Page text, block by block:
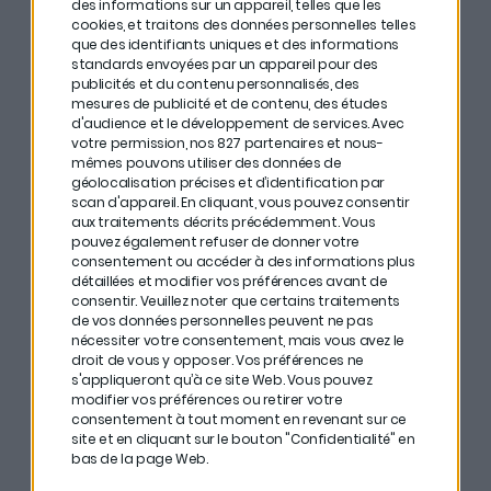
des informations sur un appareil, telles que les
cookies, et traitons des données personnelles telles
que des identifiants uniques et des informations
standards envoyées par un appareil pour des
publicités et du contenu personnalisés, des
mesures de publicité et de contenu, des études
d'audience et le développement de services.Avec
votre permission, nos 827 partenaires et nous-
mêmes pouvons utiliser des données de
géolocalisation précises et d’identification par
scan d'appareil. En cliquant, vous pouvez consentir
aux traitements décrits précédemment. Vous
pouvez également refuser de donner votre
consentement ou accéder à des informations plus
détaillées et modifier vos préférences avant de
consentir.Veuillez noter que certains traitements
de vos données personnelles peuvent ne pas
nécessiter votre consentement, mais vous avez le
droit de vous y opposer. Vos préférences ne
s'appliqueront qu’à ce site Web. Vous pouvez
modifier vos préférences ou retirer votre
consentement à tout moment en revenant sur ce
site et en cliquant sur le bouton "Confidentialité" en
bas de la page Web.
CosaVostra, il explique comment investir entre potes
sans se tromper. Parce que oui, il y a quelques règles à
respecter :
Tout d’abord, entourez-vous de proches qui sont un
minimum expérimentés pour repérer les meilleurs
deals. En plus, tout le monde aura du bon à vous
apporter.
Ensuite, plutôt que d’entrer à 10 avec des petits
tickets, centralisez plutôt l’argent. Et choisissez une
personne qui porte l’investissement global. Ensuite,
procédez deal par deal.
Pour investir dans des startups à plusieurs, Corentin
Orsini recommande de créer une SAS ou une Société
Civile, et d’investir ensuite dans une dizaine de